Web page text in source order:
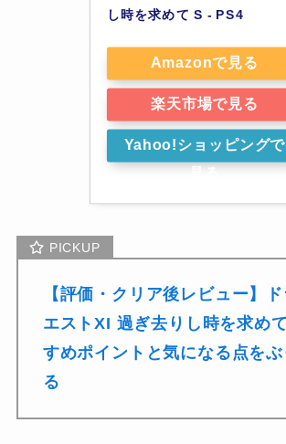
し時を求めて S - PS4
Amazonで見る
楽天市場で見る
Yahoo!ショッピングで
【評価・クリア後レビュー】
エストXI 過ぎ去りし時を求め
すめポイントと気になる点を
る